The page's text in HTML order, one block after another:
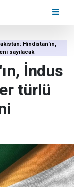
Hindistan'ın,
sayılacak
İndus
türlü